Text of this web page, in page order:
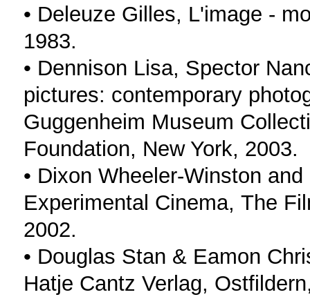
• Deleuze Gilles, L'image -
1983.
• Dennison Lisa, Spector
pictures: contemporary
Guggenheim Museum
Foundation, New York, 2003.
• Dixon Wheeler-Winston
Experimental Cinema, Τhe
2002.
• Douglas Stan & Eamon
Hatje Cantz Verlag,